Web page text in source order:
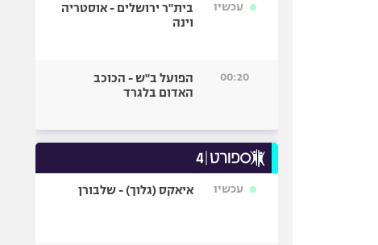
עכשיו
בית"ר ירושלים - אוסטריה
וינה
00:20
הפועל ב"ש - הכוכב
האדום בלגרד
עכשיו איאקס (גלוך) - שלבורן